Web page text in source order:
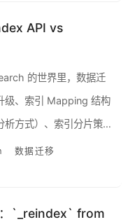
API vs
级、索引 Mapping 结构
方式）、索引分片策略
数据迁移
`_reindex` from